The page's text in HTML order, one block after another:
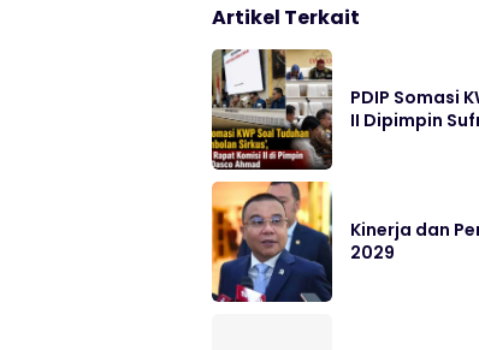
Artikel Terkait
PDIP Somasi
II Dipimpin
Kinerja dan
2029